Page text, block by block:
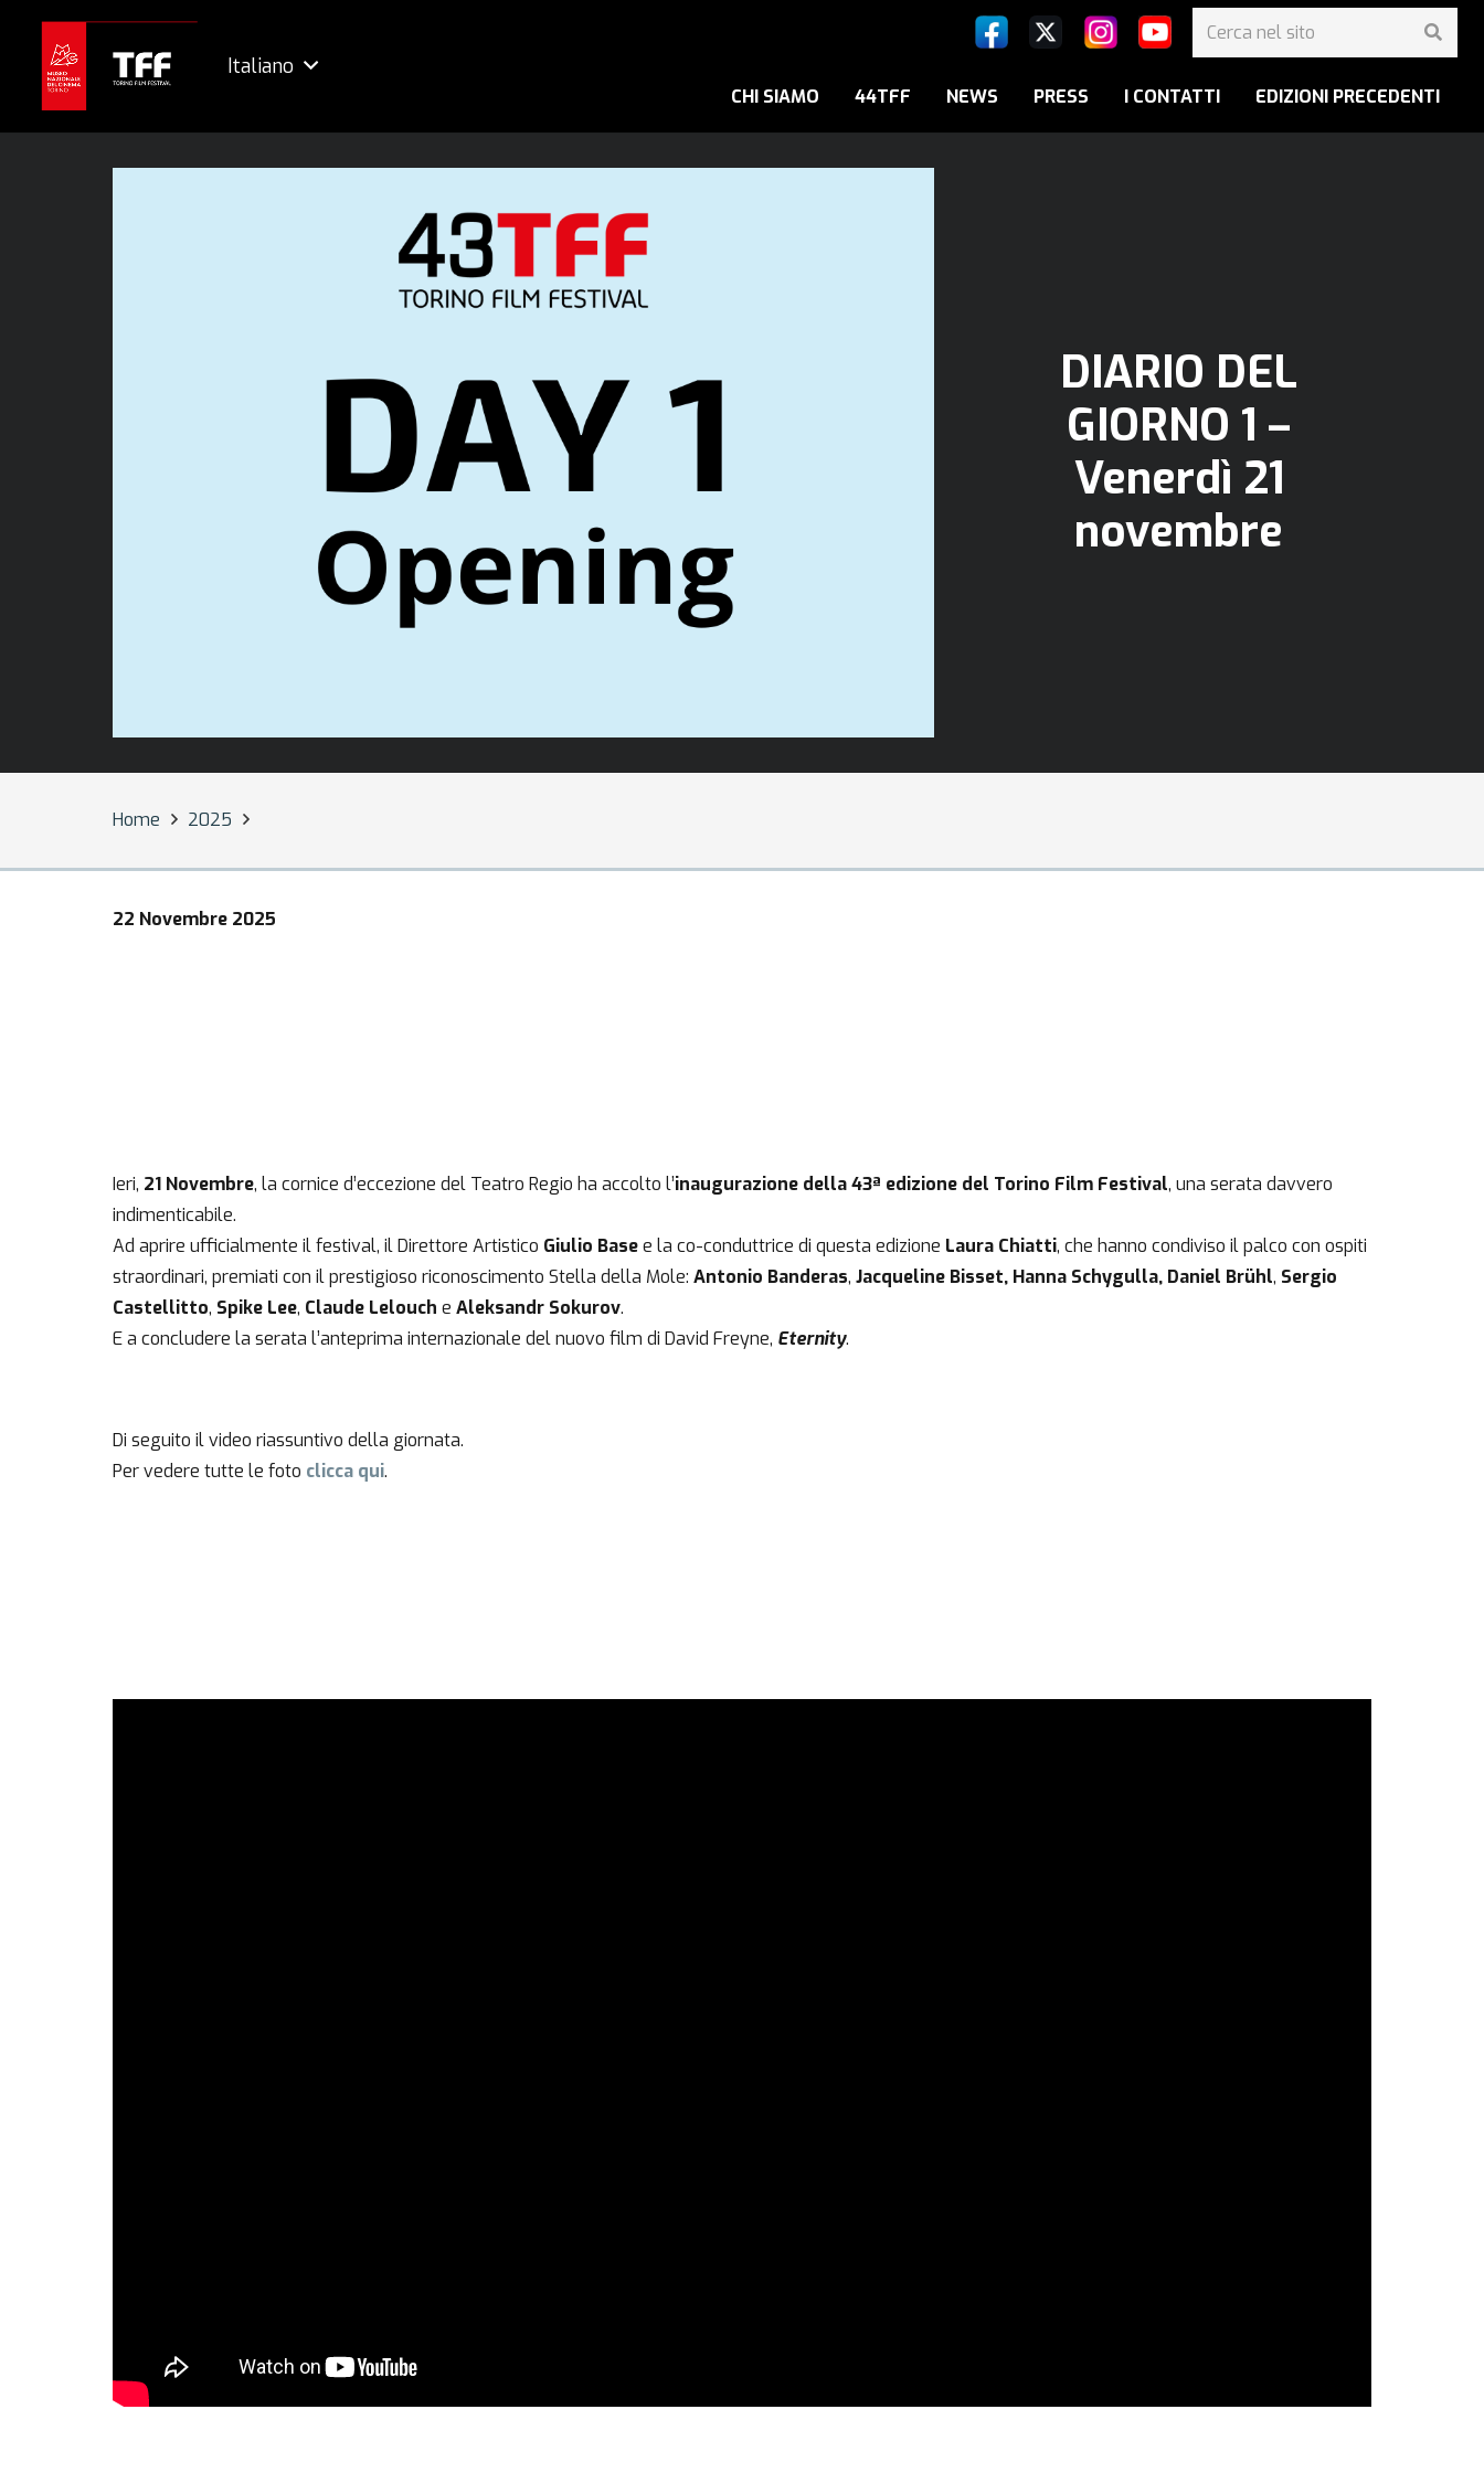
Italiano
CHI SIAMO 44TFF NEWS PRESS I CONTATTI EDIZIONI PRECEDENTI
DIARIO DEL
GIORNO 1 –
Venerdì 21
novembre
Home 2025
22 Novembre 2025
Ieri, 21 Novembre, la cornice d’eccezione del Teatro Regio ha accolto l’inaugurazione della 43ª edizione del Torino Film Festival, una serata davvero
indimenticabile.
Ad aprire ufficialmente il festival, il Direttore Artistico Giulio Basee la co-conduttrice di questa edizione Laura Chiatti, che hanno condiviso il palco con ospiti
straordinari, premiati con il prestigioso riconoscimento Stella della Mole: Antonio Banderas, Jacqueline Bisset, Hanna Schygulla, Daniel Brühl, Sergio
Castellitto, Spike Lee, Claude Lelouch e Aleksandr Sokurov.
E a concludere la serata l’anteprima internazionale del nuovo film di David Freyne, Eternity.
Di seguito il video riassuntivo della giornata.
Per vedere tutte le foto clicca qui.